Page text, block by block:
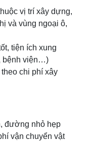
vị trí xây dựng,
và vùng ngoại ô,
tiện ích xung
bệnh viện…)
chi phí xây
đường nhỏ hẹp
vận chuyển vật